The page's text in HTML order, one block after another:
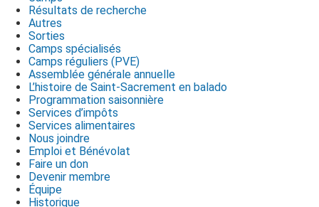
Résultats de recherche
Autres
Sorties
Camps spécialisés
Camps réguliers (PVE)
Assemblée générale annuelle
L’histoire de Saint-Sacrement en balado
Programmation saisonnière
Services d’impôts
Services alimentaires
Nous joindre
Emploi et Bénévolat
Faire un don
Devenir membre
Équipe
Historique